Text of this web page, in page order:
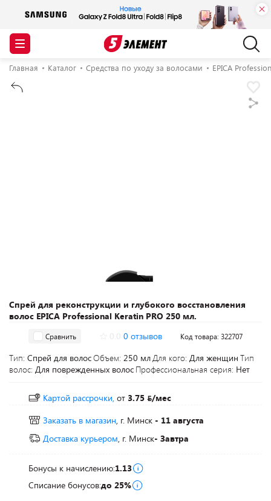
Главная Каталог Средства по уходу за волосами EPICA
Спрей для реконструкции и глубокого восстановления
волос EPICA Professional Keratin PRO 250 мл.
Сравнить 0 отзывов Код товара: 322707
Тип: Спрей для волосОбъем: 250 млДля кого: Для женщин Тип
волос: Для поврежденных волос Профессиональная серия: Нет
Картой рассрочки, от 3.75
/мес
Заказать в магазин, г. Минск - 11 августа
Доставка курьером, г. Минск- Завтра
Бонусы к начислению:1.13
Списание бонусов:до 25%